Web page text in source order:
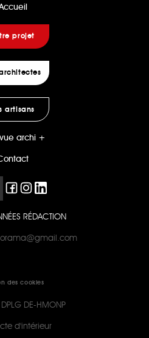
projet
architectes
artisans
archi +
RÉDACTION
des cookies
DE-HMONP
d'intérieur